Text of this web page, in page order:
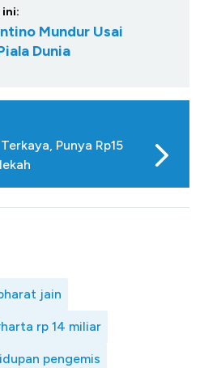
ini:
Mundur Usai
Dunia
Punya Rp15
jain
rp 14 miliar
pengemis